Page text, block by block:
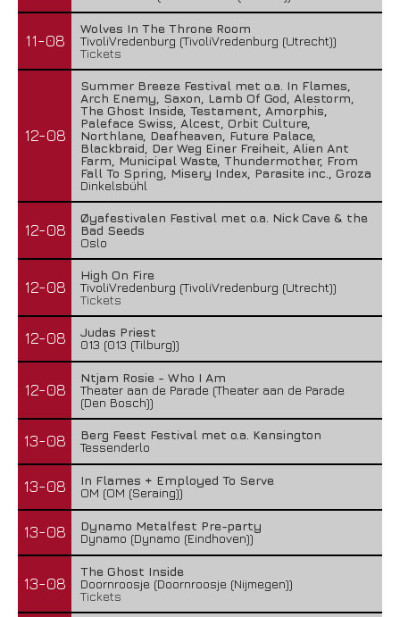
11-08
Wolves In The Throne Room
TivoliVredenburg (TivoliVredenburg (Utrecht))
Tickets
12-08
Summer Breeze Festival met o.a. In Flames,
Arch Enemy, Saxon, Lamb Of God, Alestorm,
The Ghost Inside, Testament, Amorphis,
Paleface Swiss, Alcest, Orbit Culture,
Northlane, Deafheaven, Future Palace,
Blackbraid, Der Weg Einer Freiheit, Alien Ant
Farm, Municipal Waste, Thundermother, From
Fall To Spring, Misery Index, Parasite inc., Groza
Dinkelsbühl
12-08
Øyafestivalen Festival met o.a. Nick Cave & the
Bad Seeds
Oslo
12-08
High On Fire
TivoliVredenburg (TivoliVredenburg (Utrecht))
Tickets
12-08
Judas Priest
013 (013 (Tilburg))
12-08
Ntjam Rosie - Who I Am
Theater aan de Parade (Theater aan de Parade
(Den Bosch))
13-08
Berg Feest Festival met o.a. Kensington
Tessenderlo
13-08
In Flames + Employed To Serve
OM (OM (Seraing))
13-08
Dynamo Metalfest Pre-party
Dynamo (Dynamo (Eindhoven))
13-08
The Ghost Inside
Doornroosje (Doornroosje (Nijmegen))
Tickets